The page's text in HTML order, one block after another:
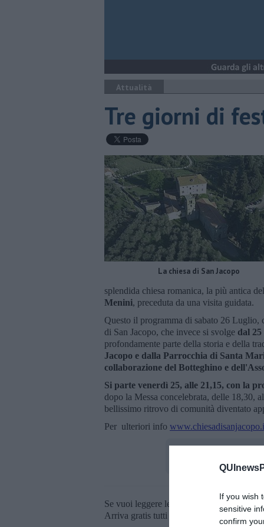
If you wish
sensitive
confirm
Attualità
Tre giorni di
La chiesa di San Jacopo
splendida chiesa romanica, la più antica
Menini, preceduta da una visita guidata.
Questo il programma di sabato 26 Luglio,
di San Jacopo, che invece si svolge dal
profondamente parte della storia e della
Jacopo e dalla Parrocchia di Santa
collaborazione del Botteghino e
Si parte venerdì 25, alle 21,15, con la
dopo la Messa concelebrata, delle 18,30,
bellissimo ritrovo di comunità diventato
Per ulteriori info
Se vuoi leggere le notizie principali della
Arriva gratis tutti i giorni alle 20:00